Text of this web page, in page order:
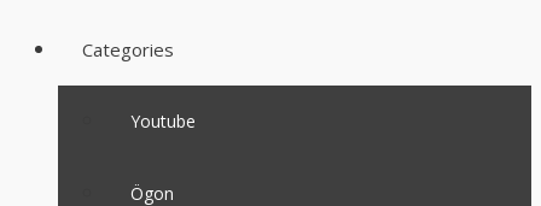
Categories
Youtube
Ögon